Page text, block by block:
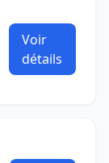
Voir
détails